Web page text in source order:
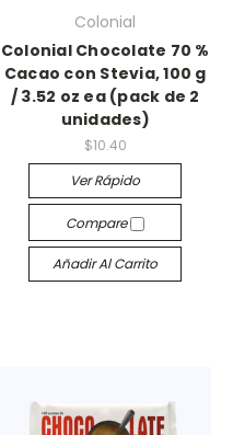
Colonial
Colonial Chocolate 70 %
Cacao con Stevia, 100 g
/ 3.52 oz ea (pack de 2
unidades)
$10.40
Ver Rápido
Compare
Añadir Al Carrito